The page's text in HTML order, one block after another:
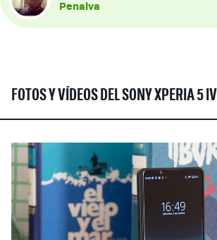
Penalva
FOTOS Y VÍDEOS DEL SONY XPERIA 5 IV